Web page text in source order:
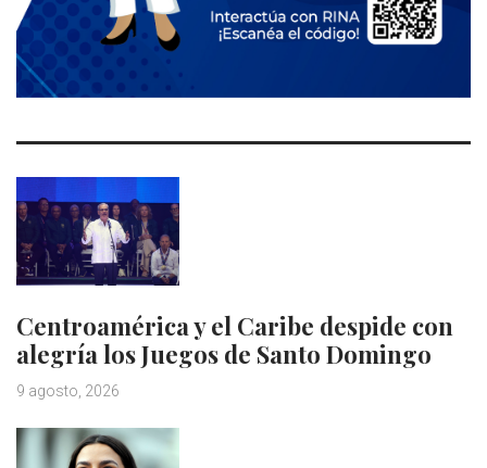
Centroamérica y el Caribe despide con
alegría los Juegos de Santo Domingo
9 agosto, 2026